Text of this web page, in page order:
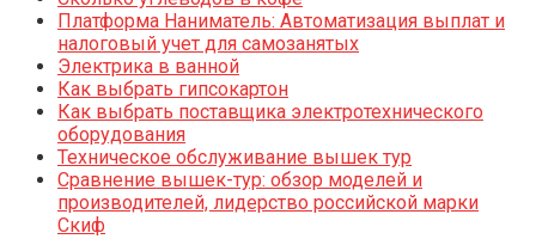
Платформа Наниматель: Автоматизация выплат и
налоговый учет для самозанятых
Электрика в ванной
Как выбрать гипсокартон
Как выбрать поставщика электротехнического
оборудования
Техническое обслуживание вышек тур
Сравнение вышек-тур: обзор моделей и
производителей, лидерство российской марки
Скиф